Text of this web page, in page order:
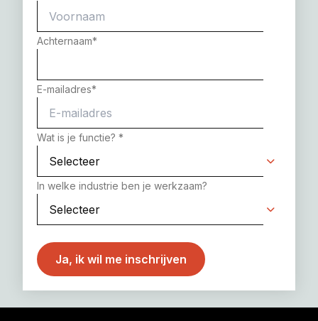
Achternaam*
E-mailadres*
Wat is je functie? *
In welke industrie ben je werkzaam?